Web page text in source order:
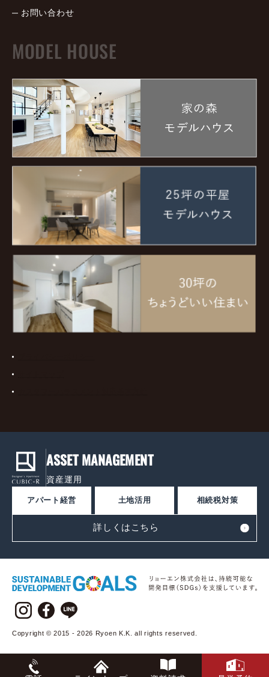
お問い合わせ
MODEL HOUSE
ASSET MANAGEMENT
資産運用
アパート経営 土地活用 相続税対策
詳しくはこちら
Copyright © 2015 - 2026 Ryoen K.K. all rights reserved.